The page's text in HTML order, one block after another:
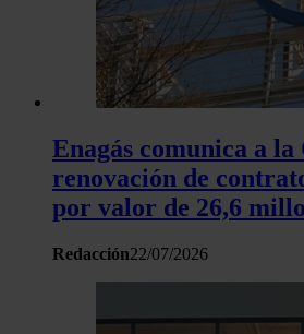
tráfico. Además, compartimos
sitio web con nuestros partners de
análisis web, quienes pueden
haya proporcionado o que hayan
Enagás comunica a
renovación de
por valor de 26,6
Redacción22/07/2026